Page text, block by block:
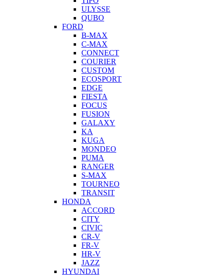
ULYSSE
QUBO
FORD
B-MAX
C-MAX
CONNECT
COURIER
CUSTOM
ECOSPORT
EDGE
FIESTA
FOCUS
FUSION
GALAXY
KA
KUGA
MONDEO
PUMA
RANGER
S-MAX
TOURNEO
TRANSIT
HONDA
ACCORD
CITY
CIVIC
CR-V
FR-V
HR-V
JAZZ
HYUNDAI